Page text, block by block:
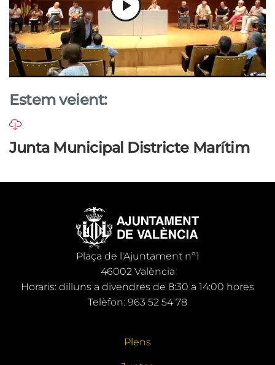
Play
Video
Estem veient:
Junta Municipal Districte Marítim
Plaça de l'Ajuntament nº1
46002 València
Horaris: dilluns a divendres de 8:30 a 14:00 hores
Telèfon: 963 52 54 78
Plens